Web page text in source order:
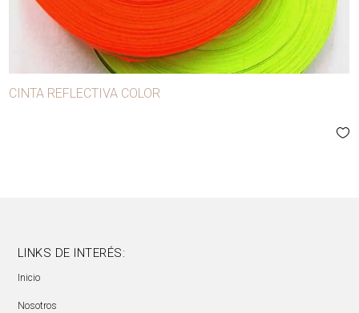
CINTA REFLECTIVA COLOR
LINKS DE INTERÉS:
Inicio
Nosotros